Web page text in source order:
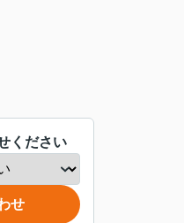
ください
せ